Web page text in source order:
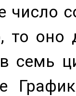
число
то оно
семь